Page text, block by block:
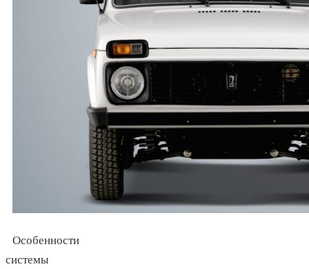
Особенности
системы